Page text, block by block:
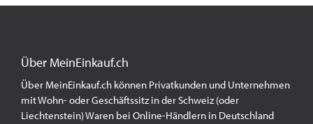
Über MeinEinkauf.ch
Über MeinEinkauf.ch können Privatkunden und Unternehmen
mit Wohn- oder Geschäftssitz in der Schweiz (oder
Liechtenstein) Waren bei Online-Händlern in Deutschland